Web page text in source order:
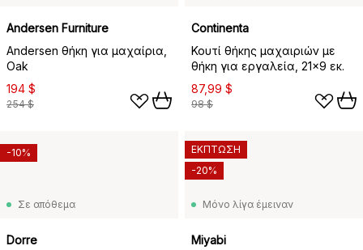
Andersen Furniture
Andersen θήκη για μαχαίρια,
Oak
194 $
254 $
Continenta
Κουτί θήκης μαχαιριών με
θήκη για εργαλεία, 21x9 εκ.
87,99 $
98 $
Σε απόθεμα
Dorre
-10%
Μόνο λίγα έμειναν
Miyabi
ΕΚΠΤΩΣΗ
-20%